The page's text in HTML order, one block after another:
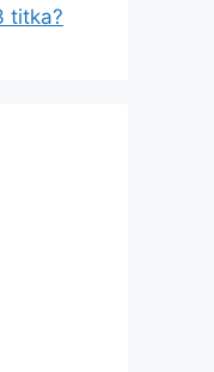
titka?